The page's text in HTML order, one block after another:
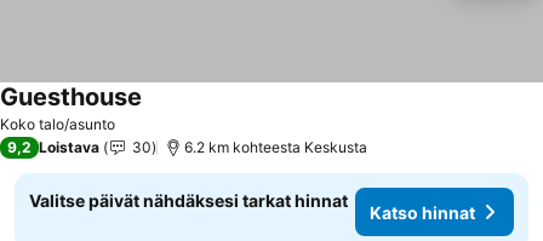
Koko talo/asunto
Guesthouse
9,2 Loistava 30 6.2 km kohteesta Keskusta
Valitse päivät nähdäksesi tarkat hinnat
Katso hinnat